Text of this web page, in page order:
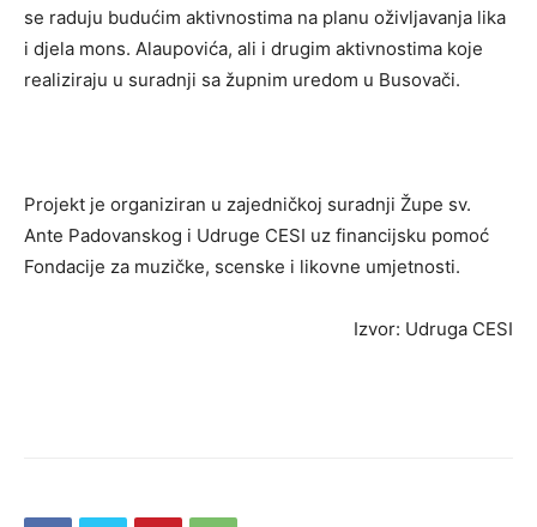
se raduju budućim aktivnostima na planu oživljavanja lika
i djela mons. Alaupovića, ali i drugim aktivnostima koje
realiziraju u suradnji sa župnim uredom u Busovači.
Projekt je organiziran u zajedničkoj suradnji Župe sv.
Ante Padovanskog i Udruge CESI uz financijsku pomoć
Fondacije za muzičke, scenske i likovne umjetnosti.
Izvor: Udruga CESI